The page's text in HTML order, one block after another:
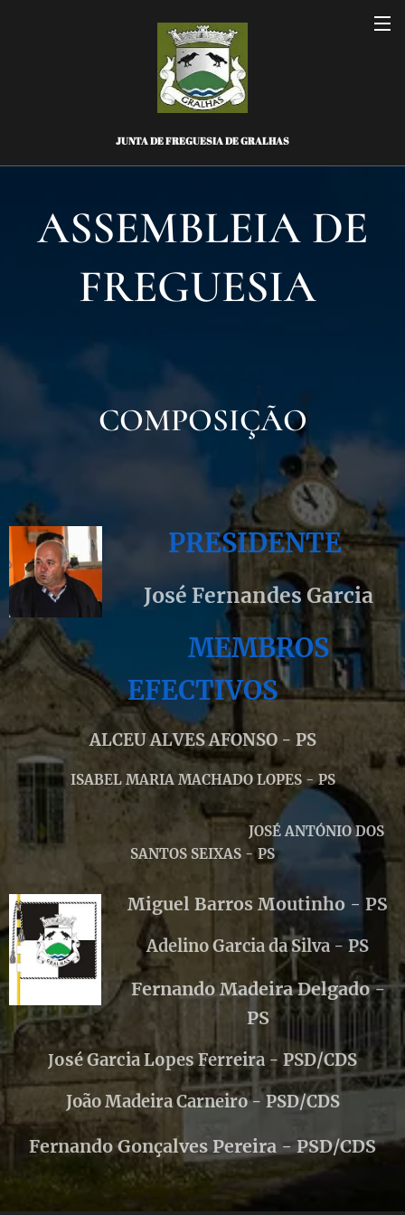
JUNTA DE FREGUESIA DE GRALHAS
ASSEMBLEIA DE
FREGUESIA
COMPOSIÇÃO
PRESIDENTE
José Fernandes Garcia
MEMBROS
EFECTIVOS
ALCEU ALVES AFONSO - PS
ISABEL MARIA MACHADO LOPES - PS
JOSÉ ANTÓNIO DOS
SANTOS SEIXAS - PS
Miguel Barros Moutinho - PS
Adelino Garcia da Silva - PS
Fernando Madeira Delgado -
PS
José Garcia Lopes Ferreira - PSD/CDS
João Madeira Carneiro - PSD/CDS
Fernando Gonçalves Pereira - PSD/CDS